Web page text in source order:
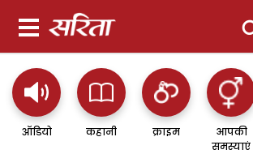
ऑडियो कहानी क्राइम
आपकी
समस्याएं